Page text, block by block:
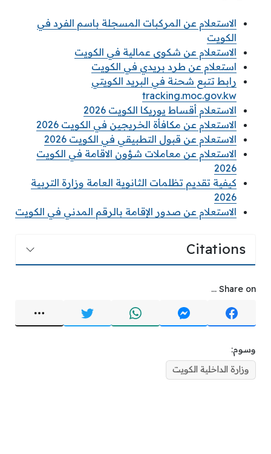
الاستعلام عن المركبات المسجلة باسم الفرد في
الكويت
الاستعلام عن شكوى عمالية في الكويت
استعلام عن طرد بريدي في الكويت
رابط تتبع شحنة في البريد الكويتي
tracking.moc.gov.kw
الاستعلام أقساط يوريكا الكويت 2026
الاستعلام عن مكافأة الخريجين في الكويت 2026
الاستعلام عن قبول التطبيقي في الكويت 2026
الاستعلام عن معاملات شؤون الاقامة في الكويت
2026
كيفية تقديم تظلمات الثانوية العامة وزارة التربية
2026
الاستعلام عن صدور الإقامة بالرقم المدني في الكويت
Citations
Share on ...
وسوم:
وزارة الداخلية الكويت